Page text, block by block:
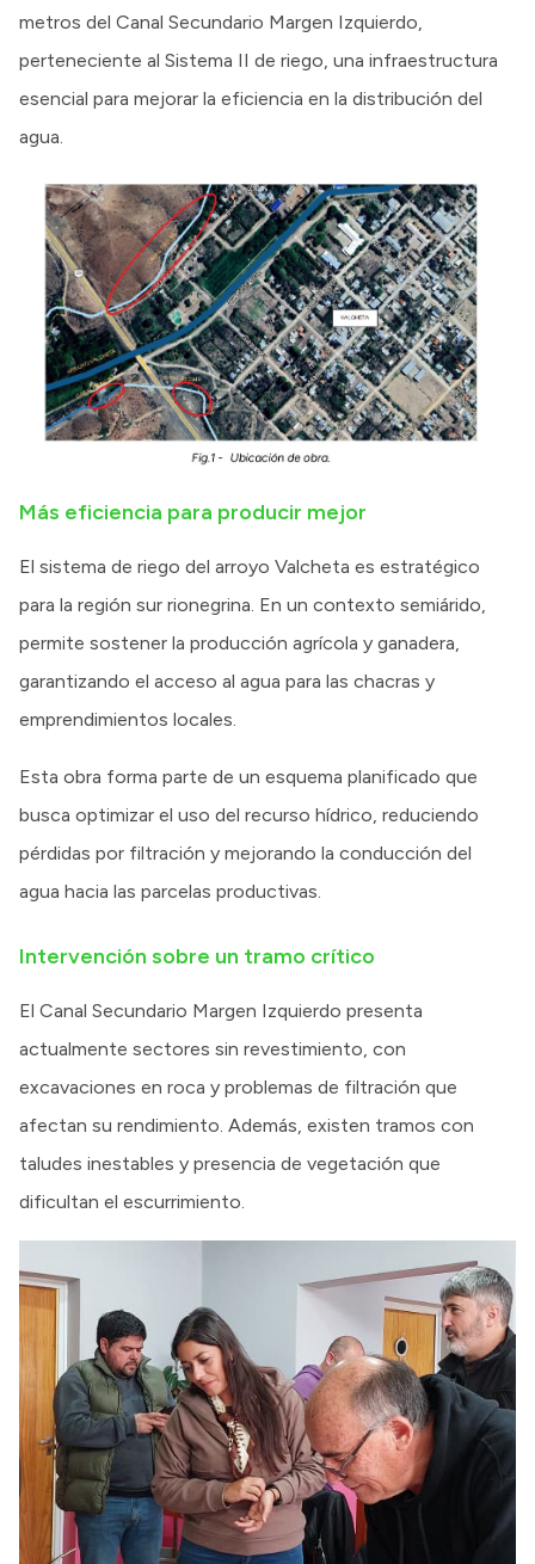
metros del Canal Secundario Margen Izquierdo,
perteneciente al Sistema II de riego, una infraestructura
esencial para mejorar la eficiencia en la distribución del
agua.
Más eficiencia para producir mejor
El sistema de riego del arroyo Valcheta es estratégico
para la región sur rionegrina. En un contexto semiárido,
permite sostener la producción agrícola y ganadera,
garantizando el acceso al agua para las chacras y
emprendimientos locales.
Esta obra forma parte de un esquema planificado que
busca optimizar el uso del recurso hídrico, reduciendo
pérdidas por filtración y mejorando la conducción del
agua hacia las parcelas productivas.
Intervención sobre un tramo crítico
El Canal Secundario Margen Izquierdo presenta
actualmente sectores sin revestimiento, con
excavaciones en roca y problemas de filtración que
afectan su rendimiento. Además, existen tramos con
taludes inestables y presencia de vegetación que
dificultan el escurrimiento.